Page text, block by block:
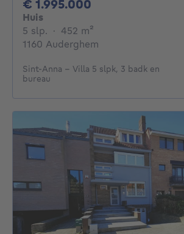
€ 1.995.000
Huis
5 slp. 5 slaapkamers
· 452 m²
1160 Auderghem
Sint-Anna - Villa 5 slpk, 3 badk en
bureau